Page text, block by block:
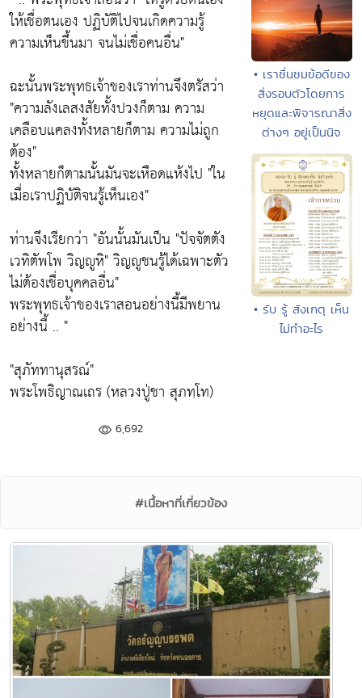
ให้เชื่อตนเอง ปฏิบัติไปจนเกิดความรู้
ความเห็นขึ้นมา จนไม่เชื่อคนอื่น"
ฉะนั้นพระพุทธเจ้าของเราท่านจึงตรัสว่า
"ความลังเลสงสัยทั้งปวงก็ตาม ความ
เคลือบแคลงทั้งหลายก็ตาม ความไม่ถูก
ต้อง"
ทั้งหลายก็ตามนั้นมันจะเหือดแห้งไป "ใน
เมื่อเราปฏิบัติจนรู้เห็นเอง"
ท่านจึงเรียกว่า "อันนั้นมันเป็น "ปัจจัตตัง
เวทิตัพโพ วิญญูหิ" วิญญูชนรู้ได้เฉพาะตัว
ไม่ต้องเชื่อบุคคลอื่น"
พระพุทธเจ้าของเราสอนอย่างนี้มีพยาน
อย่างนี้ .. "
"สุภัททานุสรณ์"
พระโพธิญาณเถร (หลวงปู่ชา สุภทฺโท)
6,692
• เราชื่นชมข้อดีของ
สิ่งรอบตัวโดยการ
หยุดและพิจารณาสิ่ง
ต่างๆ อยู่เป็นนิจ
• รับ รู้ สังเกตุ เห็น
ไม่ทำอะไร
#เนื้อหาที่เกี่ยวข้อง